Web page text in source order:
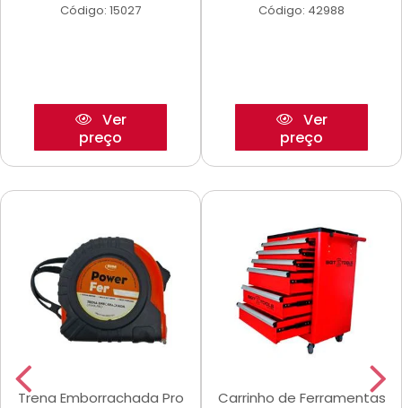
Código: 15027
Ver
preço
Código: 42988
Ver
preço
Trena Emborrachada Pro
Carrinho de Ferramentas